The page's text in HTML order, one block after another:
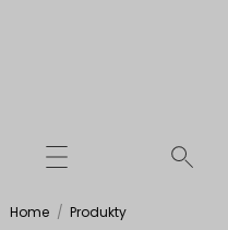
Home Produkty